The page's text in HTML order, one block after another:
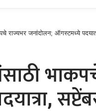
राज्यभर जनांदोलन; ऑगस्टमध्ये